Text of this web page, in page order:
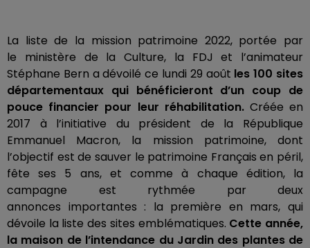
La liste de la mission patrimoine 2022, portée par
le ministère de la Culture, la FDJ et l’animateur
Stéphane Bern a dévoilé ce lundi 29 août les 100 sites
départementaux qui bénéficieront d’un coup de
pouce financier pour leur réhabilitation. Créée en
2017 à l’initiative du président de la République
Emmanuel Macron, la mission patrimoine, dont
l’objectif est de sauver le patrimoine Français en péril,
fête ses 5 ans, et comme à chaque édition, la
campagne est rythmée par deux
annonces importantes : la première en mars, qui
dévoile la liste des sites emblématiques. Cette année,
la maison de l’intendance du Jardin des plantes de